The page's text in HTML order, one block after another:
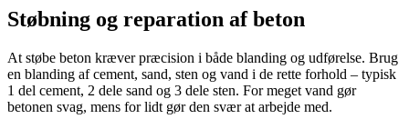
Støbning og reparation af beton
At støbe beton kræver præcision i både blanding og udførelse. Brug
en blanding af cement, sand, sten og vand i de rette forhold – typisk
1 del cement, 2 dele sand og 3 dele sten. For meget vand gør
betonen svag, mens for lidt gør den svær at arbejde med.